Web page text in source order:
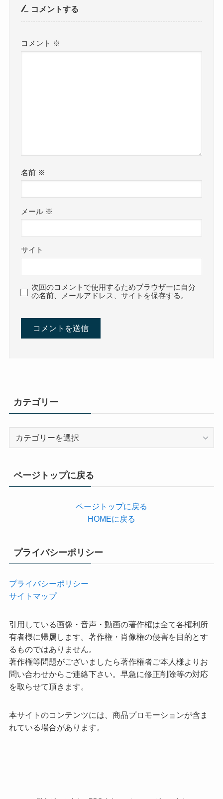
コメントする
コメント ※
名前 ※
メール ※
サイト
次回のコメントで使用するためブラウザーに自分
の名前、メールアドレス、サイトを保存する。
カテゴリー
ページトップに戻る
ページトップに戻る
HOMEに戻る
プライバシーポリシー
プライバシーポリシー
サイトマップ
引用している画像・音声・動画の著作権は全て各権利所
有者様に帰属します。著作権・肖像権の侵害を目的とす
るものではありません。
著作権等問題がございましたら著作権者ご本人様よりお
問い合わせからご連絡下さい。早急に修正削除等の対応
を取らせて頂きます。
本サイトのコンテンツには、商品プロモーションが含ま
れている場合があります。